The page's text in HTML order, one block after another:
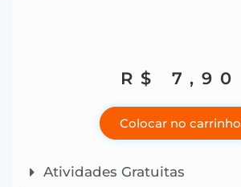
R$ 7,90
Colocar no carrinho
Atividades Gratuitas